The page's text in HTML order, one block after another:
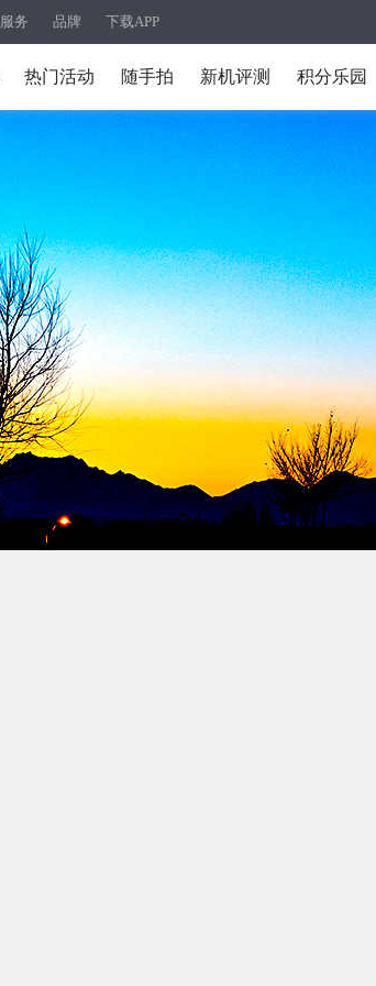
服务 品牌 下载APP
热门活动 随手拍 新机评测 积分乐园